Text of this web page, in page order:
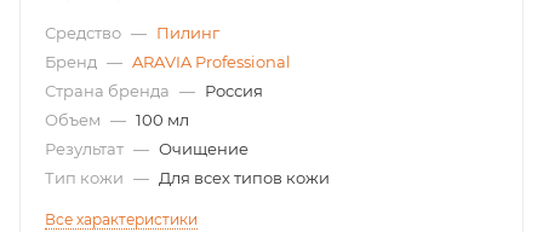
Средство — Пилинг
Бренд — ARAVIA Professional
Страна бренда — Россия
Объем — 100 мл
Результат — Очищение
Тип кожи — Для всех типов кожи
Все характеристики